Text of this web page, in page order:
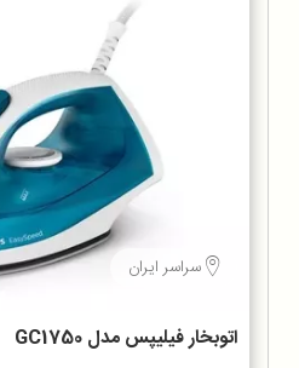
سراسر ایران
اتوبخار فیلیپس مدل GC1750